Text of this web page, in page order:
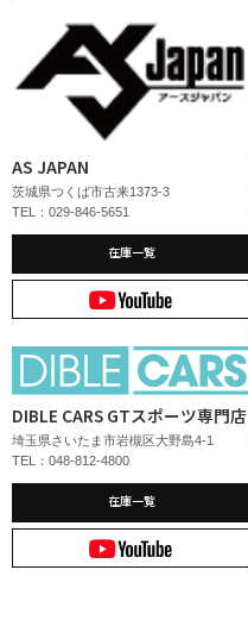
AS JAPAN
茨城県つくば市古来1373-3
TEL：029-846-5651
在庫一覧
DIBLE CARS GTスポーツ専門店
埼玉県さいたま市岩槻区大野島4-1
TEL：048-812-4800
在庫一覧